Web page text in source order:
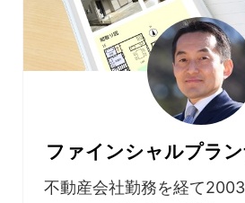
ファインシャルプラ
不動産会社勤務を経て